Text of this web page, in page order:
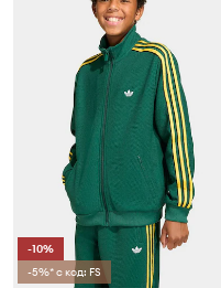
-10%
-5%* с код: FS